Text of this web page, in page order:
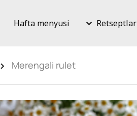
Hafta menyusi Retseptlar
Merengali rulet